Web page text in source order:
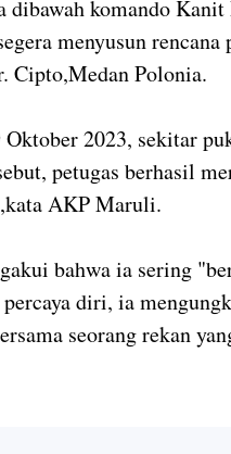
dibawah komando
menyusun rencana
Cipto,Medan Polonia.
2023, sekitar
petugas berhasil
AKP Maruli.
bahwa ia sering
diri, ia
seorang rekan